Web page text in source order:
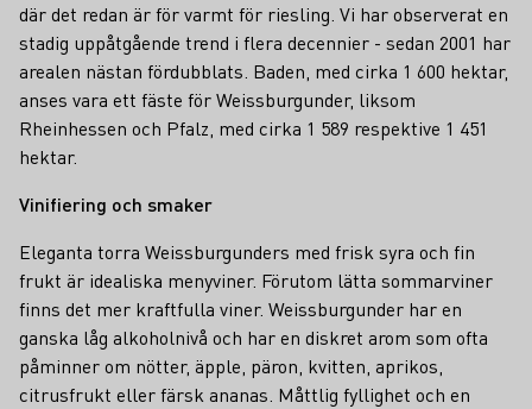
där det redan är för varmt för riesling. Vi har observerat en
stadig uppåtgående trend i flera decennier - sedan 2001 har
arealen nästan fördubblats. Baden, med cirka 1 600 hektar,
anses vara ett fäste för Weissburgunder, liksom
Rheinhessen och Pfalz, med cirka 1 589 respektive 1 451
hektar.
Vinifiering och smaker
Eleganta torra Weissburgunders med frisk syra och fin
frukt är idealiska menyviner. Förutom lätta sommarviner
finns det mer kraftfulla viner. Weissburgunder har en
ganska låg alkoholnivå och har en diskret arom som ofta
påminner om nötter, äpple, päron, kvitten, aprikos,
citrusfrukt eller färsk ananas. Måttlig fyllighet och en